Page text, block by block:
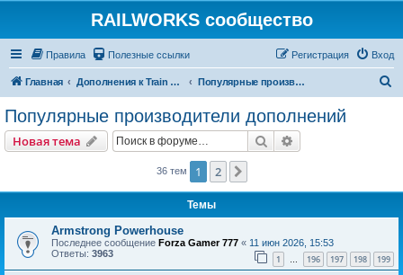
RAILWORKS сообщество
Правила Полезные ссылки Вход
Регистрация
Главная Дополнения к Train Simulator Classic Популярные производители дополнений
Популярные производители дополнений
Новая тема Поиск
36 тем 1 2
Темы
Armstrong Powerhouse
Последнее сообщение Forza Gamer 777 « 11 июн 2026, 15:53
Ответы: 3963 1 … 196 197 198 199